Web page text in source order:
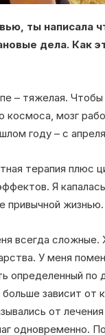
ты написала
дела. Как
– тяжелая.
мозг
году – с
терапия плюс
Я
привычной жизнью.
всегда
У меня
по
зависит от
от
одновременно.